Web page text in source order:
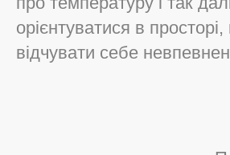
орієнтуватися в
відчувати себе